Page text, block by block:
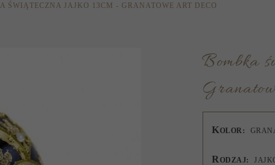
ŚWIĄTECZNA JAJKO 13CM - GRANATOWE ART DECO
Bombka świąteczna Jajko 13cm -
KOLOR:
R ODZAJ: